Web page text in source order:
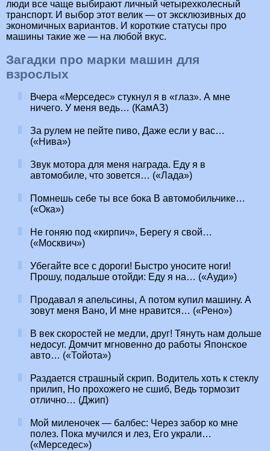
люди все чаще выбирают личный четырехколесный
транспорт. И выбор этот велик — от эксклюзивных до
экономичных вариантов. И короткие статусы про
машины такие же — на любой вкус.
Загадки про марки машин для
взрослых
Вчера «Мерседес» стукнул я в «глаз». А мне
ничего. У меня ведь… (КамАЗ)
За рулем не пейте пиво, Даже если у вас…
(«Нива»)
Звук мотора для меня награда. Еду я в
автомобиле, что зовется… («Лада»)
Помнешь себе ты все бока В автомобильчике…
(«Ока»)
Не гоняю под «кирпич», Берегу я свой…
(«Москвич»)
Убегайте все с дороги! Быстро уносите ноги!
Прошу, подальше отойди: Еду я на… («Ауди»)
Продавал я апельсины, А потом купил машину. А
зовут меня Вано, И мне нравится… («Рено»)
В век скоростей не медли, друг! Тянуть нам дольше
недосуг. Домчит мгновенно до работы Японское
авто… («Тойота»)
Раздается страшный скрип. Водитель хоть к стеклу
прилип, Но прохожего не сшиб, Ведь тормозит
отлично… (Джип)
Мой миленочек — балбес: Через забор ко мне
полез. Пока мучился и лез, Его украли…
(«Мерседес»)